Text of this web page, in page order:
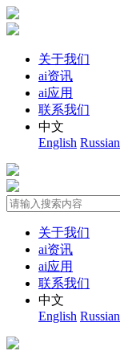
关于我们
ai资讯
ai应用
联系我们
中文
English Russian
关于我们
ai资讯
ai应用
联系我们
中文
English Russian